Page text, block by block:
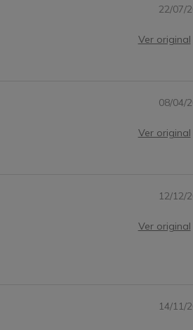
22/07/
Ver original
08/04/
Ver original
12/12/
Ver original
14/11/